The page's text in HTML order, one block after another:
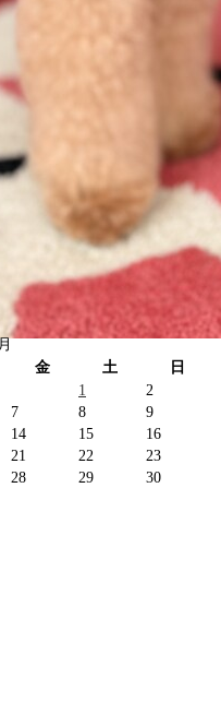
金 土
日
1
2
7 8
9
14 15
16
21 22
23
28 29
30